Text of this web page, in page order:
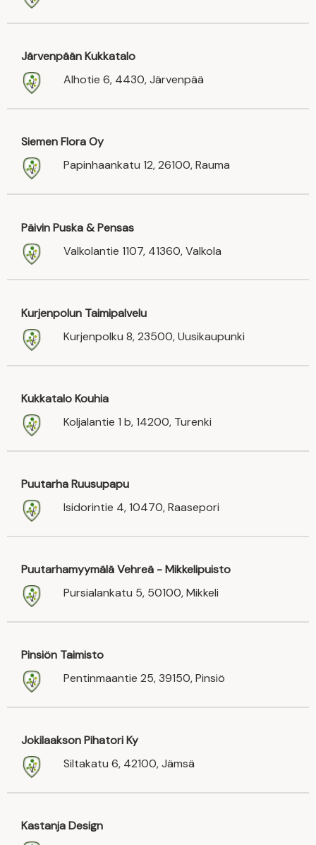
Järvenpään Kukkatalo
Alhotie 6, 4430, Järvenpää
Siemen Flora Oy
Papinhaankatu 12, 26100, Rauma
Päivin Puska & Pensas
Valkolantie 1107, 41360, Valkola
Kurjenpolun Taimipalvelu
Kurjenpolku 8, 23500, Uusikaupunki
Kukkatalo Kouhia
Koljalantie 1 b, 14200, Turenki
Puutarha Ruusupapu
Isidorintie 4, 10470, Raasepori
Puutarhamyymälä Vehreä - Mikkelipuisto
Pursialankatu 5, 50100, Mikkeli
Pinsiön Taimisto
Pentinmaantie 25, 39150, Pinsiö
Jokilaakson Pihatori Ky
Siltakatu 6, 42100, Jämsä
Kastanja Design